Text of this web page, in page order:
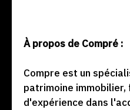
À propos de Compré :
Compre est un
patrimoine
d'expérience dans